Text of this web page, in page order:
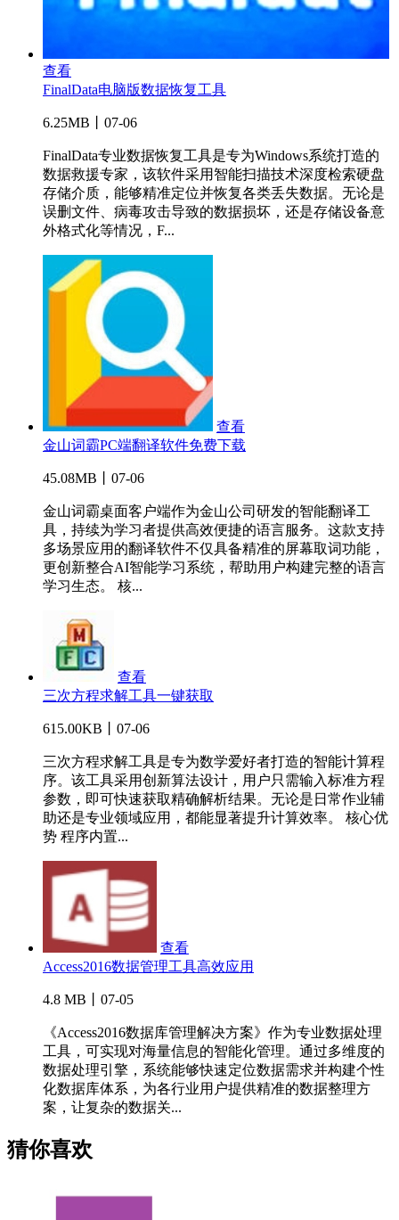
查看
FinalData电脑版数据恢复工具
6.25MB丨07-06
FinalData专业数据恢复工具是专为Windows系统打造的
数据救援专家，该软件采用智能扫描技术深度检索硬盘
存储介质，能够精准定位并恢复各类丢失数据。无论是
误删文件、病毒攻击导致的数据损坏，还是存储设备意
外格式化等情况，F...
查看
金山词霸PC端翻译软件免费下载
45.08MB丨07-06
金山词霸桌面客户端作为金山公司研发的智能翻译工
具，持续为学习者提供高效便捷的语言服务。这款支持
多场景应用的翻译软件不仅具备精准的屏幕取词功能，
更创新整合AI智能学习系统，帮助用户构建完整的语言
学习生态。 核...
查看
三次方程求解工具一键获取
615.00KB丨07-06
三次方程求解工具是专为数学爱好者打造的智能计算程
序。该工具采用创新算法设计，用户只需输入标准方程
参数，即可快速获取精确解析结果。无论是日常作业辅
助还是专业领域应用，都能显著提升计算效率。 核心优
势 程序内置...
查看
Access2016数据管理工具高效应用
4.8 MB丨07-05
《Access2016数据库管理解决方案》作为专业数据处理
工具，可实现对海量信息的智能化管理。通过多维度的
数据处理引擎，系统能够快速定位数据需求并构建个性
化数据库体系，为各行业用户提供精准的数据整理方
案，让复杂的数据关...
猜你喜欢